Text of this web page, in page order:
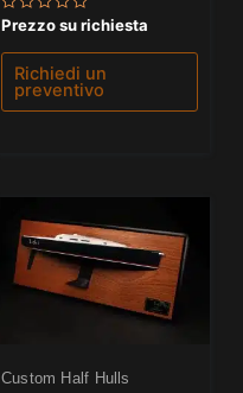
Valutato
su
Prezzo su richiesta
Richiedi un
preventivo
Custom Half Hulls